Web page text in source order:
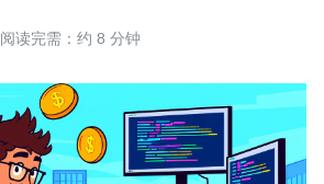
阅读完需：约 8 分钟